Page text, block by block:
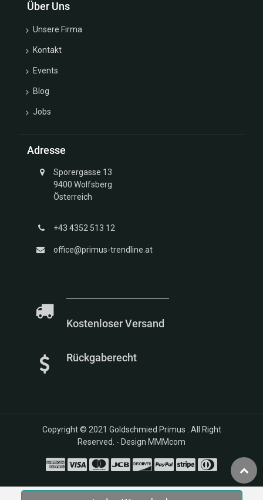
Kostenloser Versand
Rückgaberecht
Über Uns
Unsere Firma
Kontakt
Events
Blog
Jobs
Adresse
Sporergasse 13
9400 Wolfsberg
Österreich
+43 4352 513 12
office@primus-trendline.at
Copyright © 2021 Goldschmied Primus . All Right
Reserved. - Design MMMcom